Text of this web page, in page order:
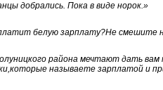
добрались. Пока в виде норок.»
белую зарплату?Не смешите
района мечтают дать
называете зарплатой и